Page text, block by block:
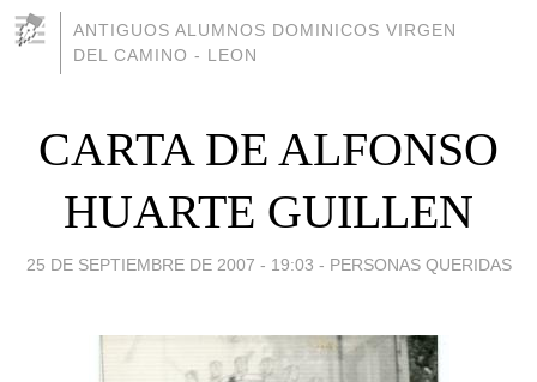
ANTIGUOS ALUMNOS DOMINICOS VIRGEN
DEL CAMINO - LEON
CARTA DE ALFONSO
HUARTE GUILLEN
25 DE SEPTIEMBRE DE 2007 - 19:03 - PERSONAS QUERIDAS